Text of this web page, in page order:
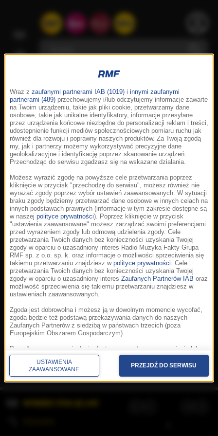
Korzystanie z portalu oznacza akceptację
Prywatność.Aplikacje.© 2026 Radio Muzyka
Fakty Grupa RMF sp. z o.o. sp. k.
Wraz z zaufanymi partnerami IAB (1019) i innymi zaufanymi
partnerami (489) przechowujemy i/lub odczytujemy informacje zawarte
na Twoim urządzeniu, takie jak pliki cookie, przetwarzamy dane
osobowe, takie jak unikalne identyfikatory, informacje przesyłane
przez urządzenia końcowe niezbędne do personalizacji reklam i treści,
udostępnienie funkcji mediów społecznościowych pomiaru ruchu jak
również dla rozwoju i poprawny naszych produktów. Za Twoją zgodą
my, jak i partnerzy możemy wykorzystywać precyzyjne dane
geolokalizacyjne i identyfikację poprzez skanowanie urządzeń.
Przechodząc do serwisu zgadzasz się na wskazane działania.
Możesz wyrazić zgodę na powyższe cele przetwarzania poprzez
kliknięcie w przycisk "przechodzę do serwisu", możesz również nie
wyrażać zgody poprzez wybór ustawień zaawansowanych. W sytuacji
braku zgody będziemy przetwarzać dane osobowe w innych celach na
innych podstawach prawnych (informacje w tym zakresie dostępne są
w naszej polityce prywatności). Poprzez kliknięcie w przycisk
"ustawienia zaawansowane" możesz zarządzać swoimi preferencjami
przed wyrażeniem zgody lub odmową udzielenia zgody. Cele
przetwarzania Twoich danych bez konieczności uzyskania Twojej
zgody w oparciu o uzasadniony interes Radio Muzyka Fakty Grupa
RMF sp. z o.o. sp. k. oraz informacje o możliwości sprzeciwienia się
takiemu przetwarzaniu znajdziesz w polityce prywatności. Cele
przetwarzania Twoich danych bez konieczności uzyskania Twojej
zgody w oparciu o uzasadniony interes Zaufanych Partnerów IAB oraz
możliwość sprzeciwienia się takiemu przetwarzaniu znajdziesz w
ustawieniach zaawansowanych.
Zgoda jest dobrowolna i możesz ją w dowolnym momencie wycofać,
zgoda będzie też podstawą przekazywania danych do naszych
Zaufanych Partnerów z siedzibą w państwach trzecich (poza
Europejskim Obszarem Gospodarczym).
Ponadto masz prawo żądania dostępu, sprostowania, usunięcia lub
ograniczenia przetwarzania danych, a także złożenia skargi do
Prezesa Urzędu Ochrony Danych Osobowych. W polityce prywatności
znajdziesz informacje jak wykonać swoje prawa. Szczegółowe
informacje na temat przetwarzania Twoich danych znajdują się w
USTAWIENIA
ZAAWANSOWANE
PRZEJDŹ DO SERWISU